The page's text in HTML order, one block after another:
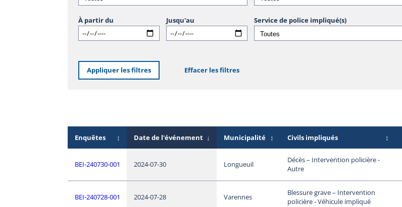
À partir du Jusqu'au Service de police impliqué(s)
Appliquer les filtres Effacer les filtres
Enquêtes ↕ Date de l'événement ↓ Municipalité ↕ Civils impliqués ↕
BEI-240730-001 2024-07-30 Longueuil
Décès – Intervention policière -
Autre
BEI-240728-001 2024-07-28 Varennes
Blessure grave – Intervention
policière - Véhicule impliqué